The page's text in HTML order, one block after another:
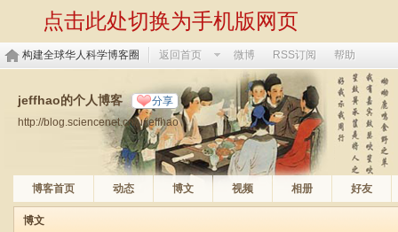
点击此处切换为手机版网页
构建全球华人科学博客圈 返回首页 微博 RSS订阅 帮助
jeffhao的个人博客 分享
http://blog.sciencenet.cn/u/jeffhao
博客首页 动态 博文 视频 相册 好友
博文